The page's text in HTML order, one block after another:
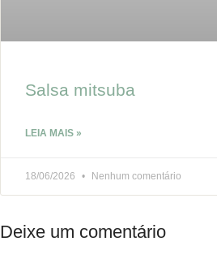
Salsa mitsuba
LEIA MAIS »
18/06/2026 Nenhum comentário
Deixe um comentário